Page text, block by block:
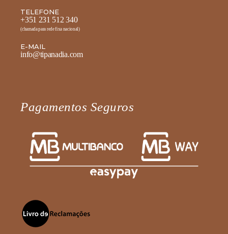
TELEFONE
+351 231 512 340
(chamada para rede fixa nacional)
E-MAIL
info@tipanadia.com
Pagamentos Seguros